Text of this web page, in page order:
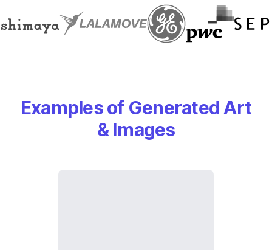
Examples of Generated Art
& Images